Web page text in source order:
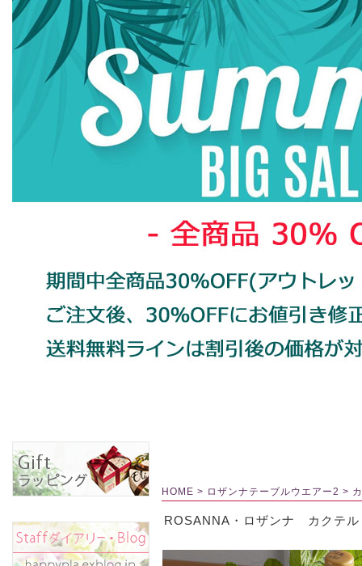
HOME > ロザンナテーブルウエアー2 >
ROSANNA・ロザンナ カクテ